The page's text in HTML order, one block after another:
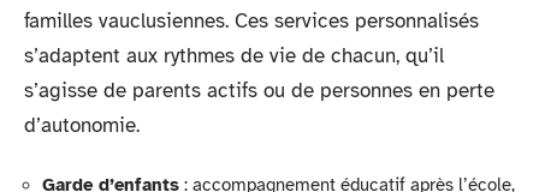
familles vauclusiennes. Ces services personnalisés
s’adaptent aux rythmes de vie de chacun, qu’il
s’agisse de parents actifs ou de personnes en perte
d’autonomie.
Garde d’enfants : accompagnement éducatif après l’école,